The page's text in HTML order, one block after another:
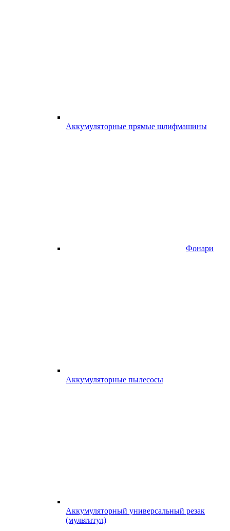
Аккумуляторные прямые шлифмашины
Фонари
Аккумуляторные пылесосы
Аккумуляторный универсальный резак
(мультитул)